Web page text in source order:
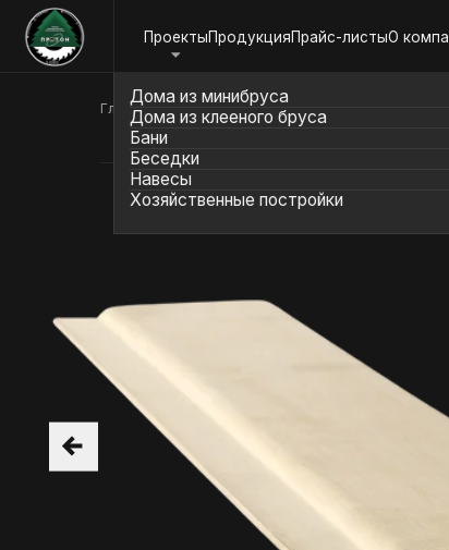
ПроектыПродукцияПрайс-листыО компании
Дома из минибруса
Дома из клееного бруса
Бани
Беседки
Навесы
Хозяйственные постройки
Главная Продукция